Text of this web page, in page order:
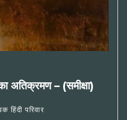
– (समीक्षा)
हिंदी परिवार